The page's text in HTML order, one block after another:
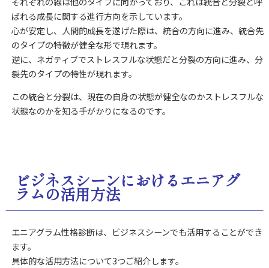
ばれる成長に関する進行方向を示しています。
心が安定し、人間的成長を遂げた際は、統合の方向に進み、統合先
のタイプの特徴が健全な形で現れます。
逆に、ネガティブでストレスフルな状態だと分裂の方向に進み、分
裂先のタイプの特性が現れます。
この統合と分裂は、現在の自身の状態が健全なのかストレスフルな
状態なのかを知る手がかりになるのです。
ビジネスシーンにおけるエニアグ
ラムの活用方法
エニアグラム性格診断は、ビジネスシーンでも活用することができ
ます。
具体的な活用方法について3つご紹介します。